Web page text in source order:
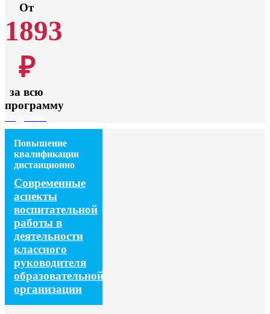
От
1893
₽
за всю
программу
Повышение
квалификации
дистанционно
Современные
аспекты
воспитательной
работы в
деятельности
классного
руководителя
образовательной
организации